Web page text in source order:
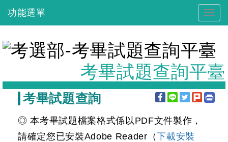
要
功能選單
考畢試題查詢平臺
考畢試題查詢
◎ 本考畢試題檔案格式係以PDF文件製作，
請確定您已安裝Adobe Reader（下載安裝